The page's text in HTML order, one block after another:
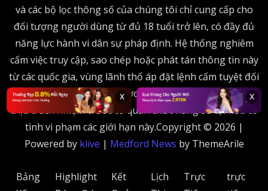
và các bộ lọc thông số của chúng tôi chỉ cung cấp cho
đối tượng người dùng từ đủ 18 tuổi trở lên, có đầy đủ
năng lực hành vi dân sự pháp định. Hệ thống nghiêm
cấm việc truy cập, sao chép hoặc phát tán thông tin này
từ các quốc gia, vùng lãnh thổ áp đặt lệnh cấm tuyệt đối
đối với các hình thức cá cược trực tuyến. Người dùng tự
chịu trách nhiệm trước cơ quan chức năng sở tại nếu cố
tình vi phạm các giới hạn này.Copyright © 2026 |
Powered by klive | Medford News by ThemeArile
Bảng
Highlight
Kết
Lịch
Trực
trực
x x